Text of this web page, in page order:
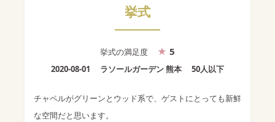
挙式
挙式の満足度 5
2020-08-01 ラソールガーデン 熊本 50人以下
チャペルがグリーンとウッド系で、ゲストにとっても新鮮
な空間だと思います。